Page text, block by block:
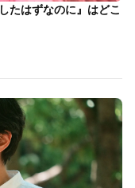
たはずなのに』はどこ